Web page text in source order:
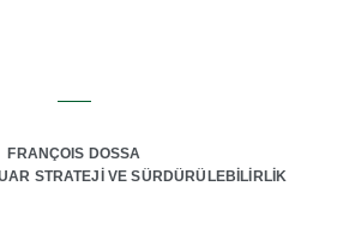
FRANÇOIS DOSSA
STRATEJİ VE SÜRDÜRÜLEBİLİRLİK